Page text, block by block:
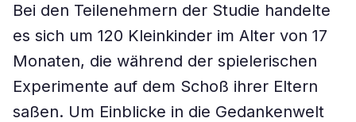
Bei den Teilenehmern der Studie handelte
es sich um 120 Kleinkinder im Alter von 17
Monaten, die während der spielerischen
Experimente auf dem Schoß ihrer Eltern
saßen. Um Einblicke in die Gedankenwelt